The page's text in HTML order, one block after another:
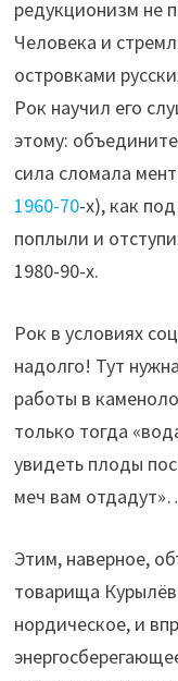
редукционизм не
Человека и
островками
Рок научил его
этому:
сила сломала
1960-70-х), как
поплыли и
1980-90-х.
Рок в условиях
надолго! Тут
работы в
только тогда
увидеть плоды
меч вам
Этим, наверное,
товарища
нордическое, и